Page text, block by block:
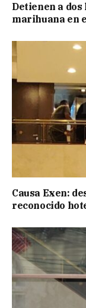
Detienen a
marihuana en
Causa Exen:
reconocido